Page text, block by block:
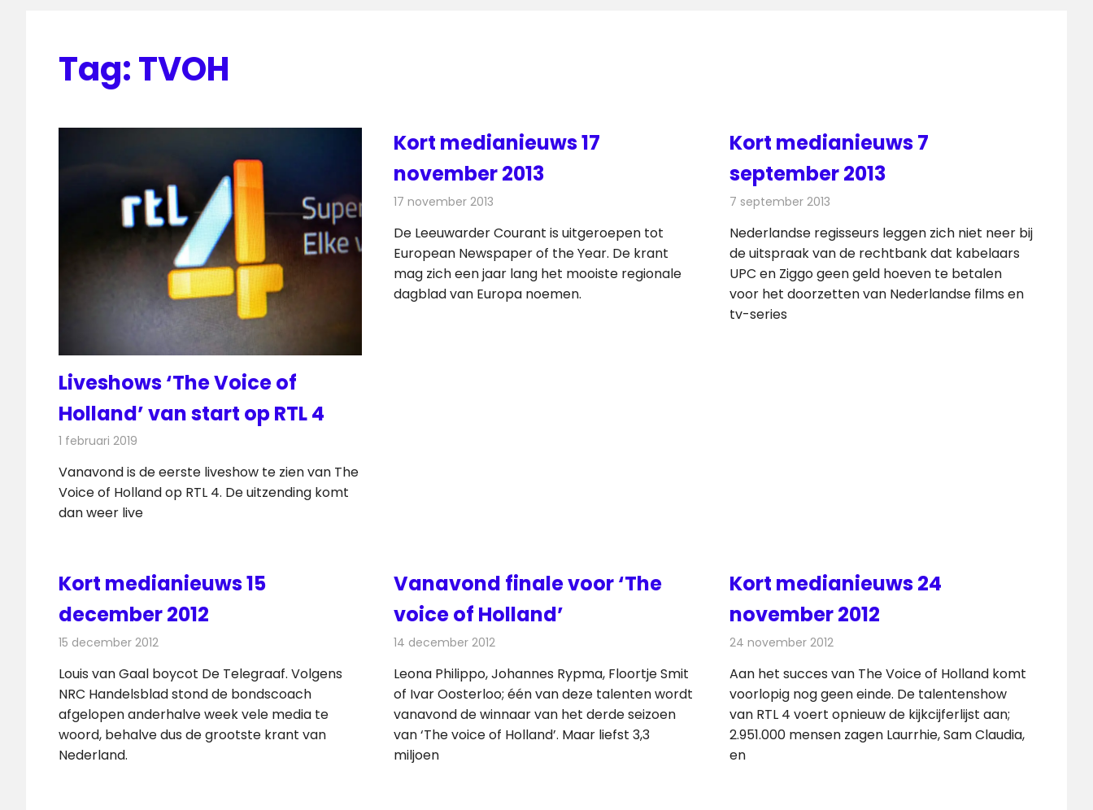
Tag:TVOH
Liveshows ‘The Voice of
Holland’ van start op RTL 4
1 februari 2019
Vanavond is de eerste liveshow te zien van The
Voice of Holland op RTL 4. De uitzending komt
dan weer live
Kort medianieuws 17
november 2013
17 november 2013
De Leeuwarder Courant is uitgeroepen tot
European Newspaper of the Year. De krant
mag zich een jaar lang het mooiste regionale
dagblad van Europa noemen.
Kort medianieuws 7
september 2013
7 september 2013
Nederlandse regisseurs leggen zich niet neer bij
de uitspraak van de rechtbank dat kabelaars
UPC en Ziggo geen geld hoeven te betalen
voor het doorzetten van Nederlandse films en
tv-series
Kort medianieuws 15
december 2012
15 december 2012
Louis van Gaal boycot De Telegraaf. Volgens
NRC Handelsblad stond de bondscoach
afgelopen anderhalve week vele media te
woord, behalve dus de grootste krant van
Nederland.
Vanavond finale voor ‘The
voice of Holland’
14 december 2012
Leona Philippo, Johannes Rypma, Floortje Smit
of Ivar Oosterloo; één van deze talenten wordt
vanavond de winnaar van het derde seizoen
van ‘The voice of Holland’. Maar liefst 3,3
miljoen
Kort medianieuws 24
november 2012
24 november 2012Redactie
Andere media over de media
Aan het succes van The Voice of Holland komt
voorlopig nog geen einde. De talentenshow
van RTL 4 voert opnieuw de kijkcijferlijst aan;
2.951.000 mensen zagen Laurrhie, Sam Claudia,
en